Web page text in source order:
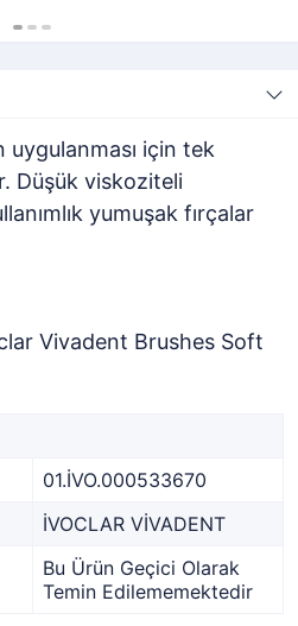
uygulanması için tek
Düşük viskoziteli
yumuşak fırçalar
Vivadent Brushes Soft
01.İVO.000533670
İVOCLAR VİVADENT
Bu Ürün Geçici Olarak
Temin Edilememektedir